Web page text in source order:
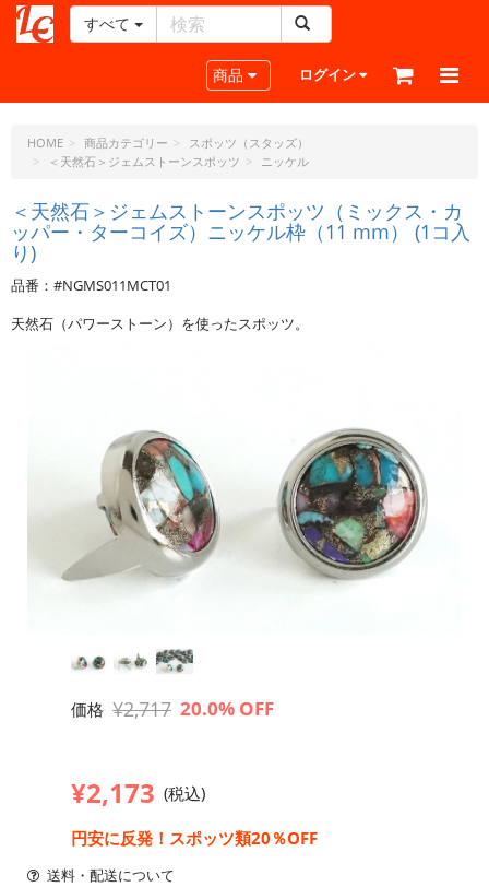
ー
ラ
フ
ド
ッ
ト・
ジ
ー
すべて
Toggle navigation
商品 ログイン
HOME 商品カテゴリー
スポッツ（スタッズ）
＜天然石＞ジェムストーンスポッツ
ニッケル
＜天然石＞ジェムストーンスポッツ（ミックス・カ
ッパー・ターコイズ）ニッケル枠（11 mm） (1コ入
り)
品番：#NGMS011MCT01
天然石（パワーストーン）を使ったスポッツ。
価格 ¥2,717 20.0% OFF
¥2,173 (税込)
円安に反発！スポッツ類20％OFF
送料・配送について